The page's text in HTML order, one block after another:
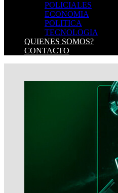
POLICIALES
ECONOMIA
POLITICA
TECNOLOGIA
QUIENES SOMOS?
CONTACTO